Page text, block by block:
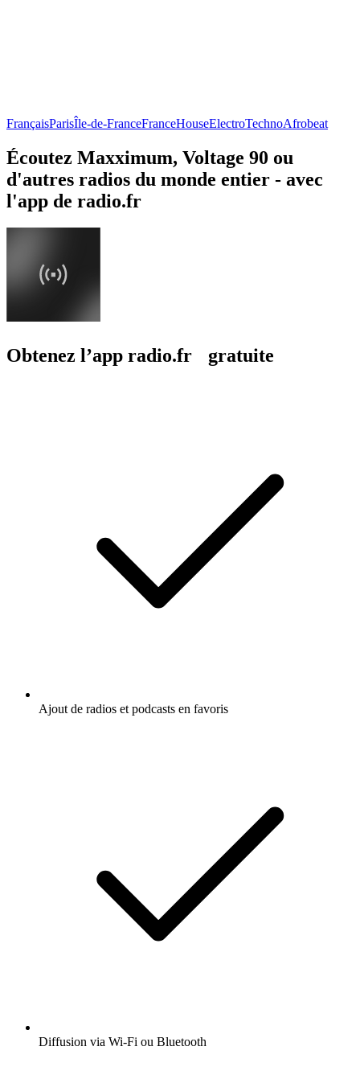
FrançaisParisÎle-de-FranceFranceHouseElectroTechnoAfrobeat
Écoutez Maxximum, Voltage 90 ou
d'autres radios du monde entier - avec
l'app de radio.fr
Obtenez l’app radio.fr gratuite
Ajout de radios et podcasts en favoris
Diffusion via Wi-Fi ou Bluetooth